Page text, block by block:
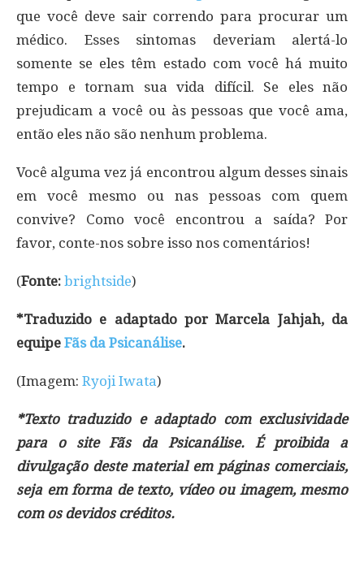
que você deve sair correndo para procurar um
médico. Esses sintomas deveriam alertá-lo
somente se eles têm estado com você há muito
tempo e tornam sua vida difícil. Se eles não
prejudicam a você ou às pessoas que você ama,
então eles não são nenhum problema.
Você alguma vez já encontrou algum desses sinais
em você mesmo ou nas pessoas com quem
convive? Como você encontrou a saída? Por
favor, conte-nos sobre isso nos comentários!
(Fonte: brightside)
*Traduzido e adaptado por Marcela Jahjah, da
equipe Fãs da Psicanálise.
(Imagem: Ryoji Iwata)
*Texto traduzido e adaptado com exclusividade
para o site Fãs da Psicanálise. É proibida a
divulgação deste material em páginas comerciais,
seja em forma de texto, vídeo ou imagem, mesmo
com os devidos créditos.